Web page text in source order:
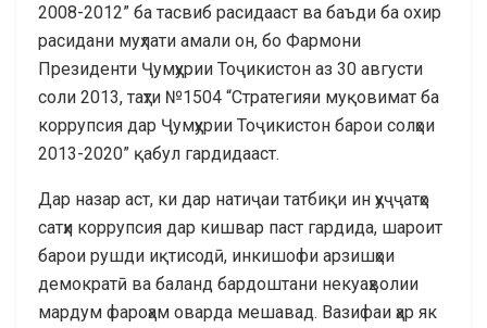
2008-2012” ба тасвиб расидааст ва баъди ба охир
расидани муҳлати амали он, бо Фармони
Президенти Ҷумҳурии Тоҷикистон аз 30 августи
соли 2013, таҳти №1504 “Стратегияи муқовимат ба
коррупсия дар Ҷумҳурии Тоҷикистон барои солҳои
2013-2020” қабул гардидааст.
Дар назар аст, ки дар натиҷаи татбиқи ин ҳуҷҷатҳо
сатҳи коррупсия дар кишвар паст гардида, шароит
барои рушди иқтисодӣ, инкишофи арзишҳои
демократӣ ва баланд бардоштани некуаҳволии
мардум фароҳам оварда мешавад. Вазифаи ҳар як